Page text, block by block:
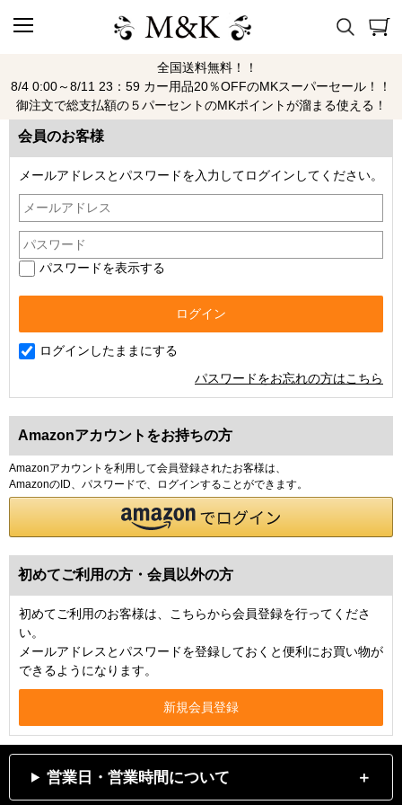
全国送料無料！！
8/4 0:00～8/11 23：59 カー用品20％OFFのMKスーパーセール！！
御注文で総支払額の５パーセントのMKポイントが溜まる使える！
ログイン
会員のお客様
メールアドレスとパスワードを入力してログインしてください。
パスワードを表示する
ログインしたままにする
パスワードをお忘れの方はこちら
Amazonアカウントをお持ちの方
Amazonアカウントを利用して会員登録されたお客様は、
AmazonのID、パスワードで、ログインすることができます。
初めてご利用の方・会員以外の方
初めてご利用のお客様は、こちらから会員登録を行ってくださ
い。
メールアドレスとパスワードを登録しておくと便利にお買い物が
できるようになります。
営業日・営業時間について